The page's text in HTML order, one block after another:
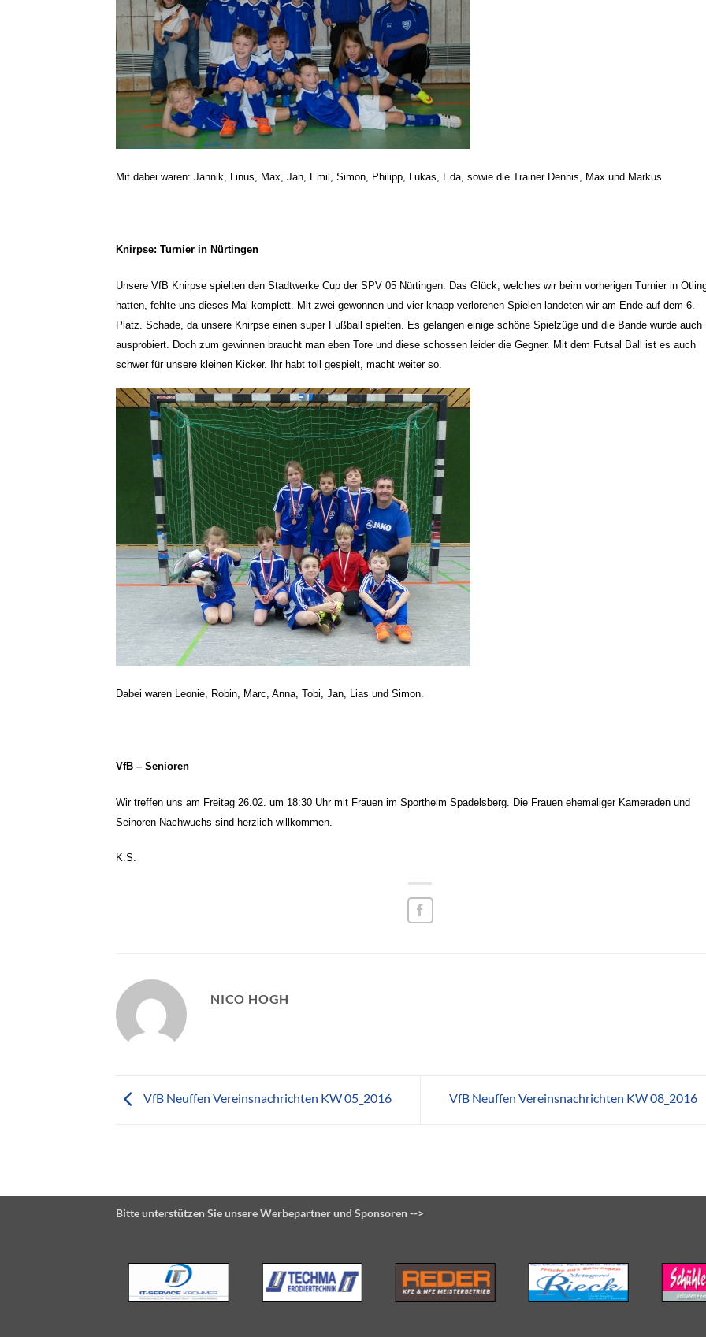
Mit dabei waren: Jannik, Linus, Max, Jan, Emil, Simon, Philipp, Lukas, Eda, sowie die Trainer Dennis, Max und Markus
Knirpse: Turnier in Nürtingen
Unsere VfB Knirpse spielten den Stadtwerke Cup der SPV 05 Nürtingen. Das Glück, welches wir beim vorherigen Turnier in
hatten, fehlte uns dieses Mal komplett. Mit zwei gewonnen und vier knapp verlorenen Spielen landeten wir am Ende auf dem 6.
Platz. Schade, da unsere Knirpse einen super Fußball spielten. Es gelangen einige schöne Spielzüge und die Bande wurde auch
ausprobiert. Doch zum gewinnen braucht man eben Tore und diese schossen leider die Gegner. Mit dem Futsal Ball ist es auch
schwer für unsere kleinen Kicker. Ihr habt toll gespielt, macht weiter so.
Dabei waren Leonie, Robin, Marc, Anna, Tobi, Jan, Lias und Simon.
VfB – Senioren
Wir treffen uns am Freitag 26.02. um 18:30 Uhr mit Frauen im Sportheim Spadelsberg. Die Frauen ehemaliger Kameraden und
Seinoren Nachwuchs sind herzlich willkommen.
K.S.
NICO HOGH
VfB Neuffen Vereinsnachrichten KW 05_2016 VfB Neuffen Vereinsnachrichten KW 08_2016
Bitte unterstützen Sie unsere Werbepartner und Sponsoren -->